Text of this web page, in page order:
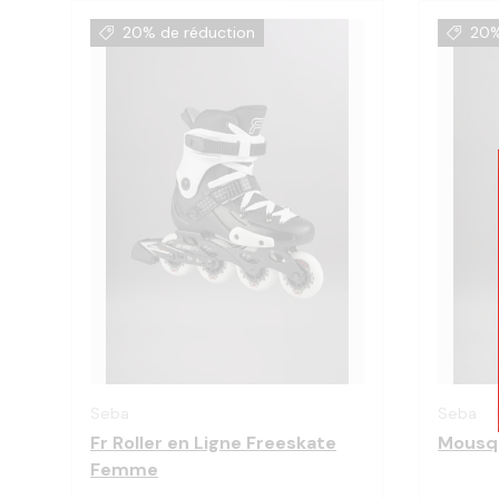
20% de réduction
Fr Roller en Ligne Freeskate
Femme